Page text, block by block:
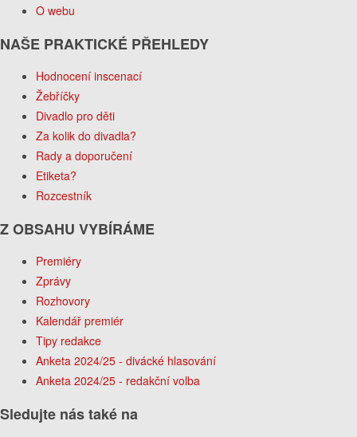
O webu
NAŠE PRAKTICKÉ PŘEHLEDY
Hodnocení inscenací
Žebříčky
Divadlo pro děti
Za kolik do divadla?
Rady a doporučení
Etiketa?
Rozcestník
Z OBSAHU VYBÍRÁME
Premiéry
Zprávy
Rozhovory
Kalendář premiér
Tipy redakce
Anketa 2024/25 - divácké hlasování
Anketa 2024/25 - redakční volba
Sledujte nás také na